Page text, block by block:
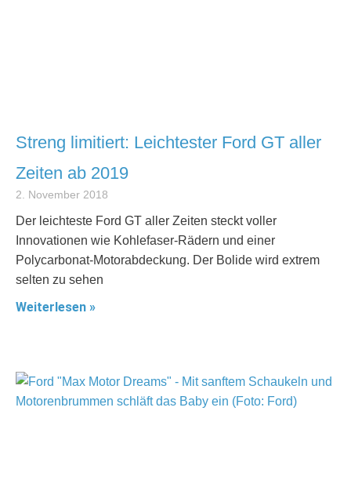
Streng limitiert: Leichtester Ford GT aller
Zeiten ab 2019
2. November 2018
Der leichteste Ford GT aller Zeiten steckt voller
Innovationen wie Kohlefaser-Rädern und einer
Polycarbonat-Motorabdeckung. Der Bolide wird extrem
selten zu sehen
Weiterlesen »